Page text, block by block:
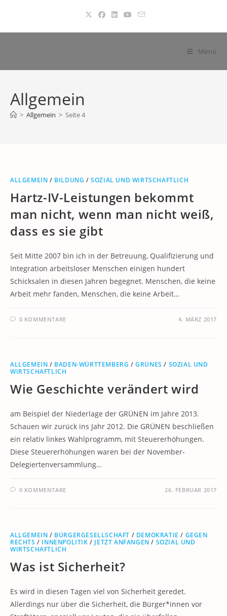
springen
Menü
Allgemein
> Allgemein > Seite 4
ALLGEMEIN / BILDUNG /SOZIAL UND WIRTSCHAFTLICH
Hartz-IV-Leistungen bekommt
man nicht, wenn man nicht weiß,
dass es sie gibt
Seit Mitte 2007 bin ich in der Betreuung, Qualifizierung und
Integration arbeitsloser Menschen einigen hundert
Schicksalen in diesen Jahren begegnet. Menschen, die keine
Arbeit mehr fanden, Menschen, die keine Arbeit…
0 KOMMENTARE 4. MÄRZ 2017
ALLGEMEIN / BADEN-WÜRTTEMBERG /GRÜNES / SOZIAL UND
WIRTSCHAFTLICH
Wie Geschichte verändert wird
am Beispiel der Niederlage der GRÜNEN im Jahre 2013.
Schauen wir zurück ins Jahr 2012. Die GRÜNEN beschließen
ein relativ linkes Wahlprogramm, mit Steuererhöhungen.
Diese Steuererhöhungen waren bei der November-
Delegiertenversammlung…
0 KOMMENTARE 26. FEBRUAR 2017
ALLGEMEIN / BÜRGERGESELLSCHAFT / DEMOKRATIE / GEGEN
RECHTS / INNENPOLITIK / JETZT ANFANGEN / SOZIAL UND
WIRTSCHAFTLICH
Was ist Sicherheit?
Es wird in diesen Tagen viel von Sicherheit geredet.
Allerdings nur über die Sicherheit, die Bürger*innen vor